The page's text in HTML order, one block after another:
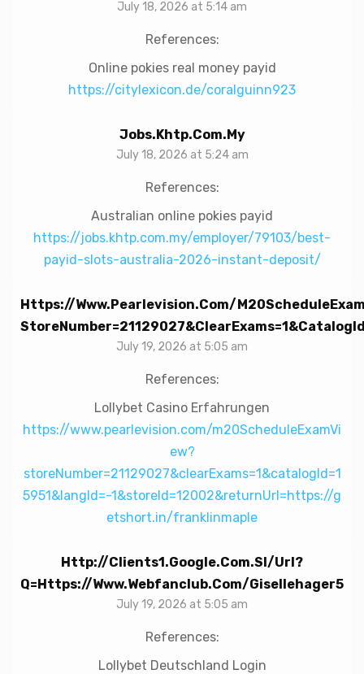
July 18, 2026 at 5:14 am
References:
Online pokies real money payid
https://citylexicon.de/coralguinn923
Jobs.khtp.com.my
July 18, 2026 at 5:24 am
References:
Australian online pokies payid
https://jobs.khtp.com.my/employer/79103/best-
payid-slots-australia-2026-instant-deposit/
Https://www.pearlevision.com/
July 19, 2026 at 5:05 am
References:
Lollybet Casino Erfahrungen
https://www.pearlevision.com/m20ScheduleExamVi
ew?
storeNumber=21129027&clearExams=1&catalogId=1
5951&langId=-1&storeId=12002&returnUrl=https://g
etshort.in/franklinmaple
Http://clients1.google.com.sl/url?
Q=https://www.webfanclub.com/gisellehager5
July 19, 2026 at 5:05 am
References:
Lollybet Deutschland Login